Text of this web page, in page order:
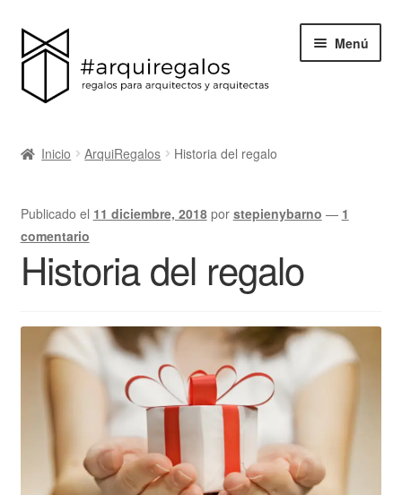
Menú
BLACK FRIDAY
Blog
Contacta
Inicio ArquiRegalos Historia del regalo
Publicado el 11 diciembre, 2018 por stepienybarno — 1
comentario
Historia del regalo